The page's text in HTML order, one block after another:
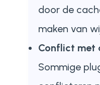
door de
maken van
Conflict met
Sommige